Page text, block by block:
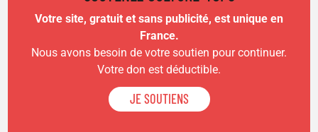
Votre site, gratuit et sans publicité, est unique en
France.
Nous avons besoin de votre soutien pour continuer.
Votre don est déductible.
JE SOUTIENS